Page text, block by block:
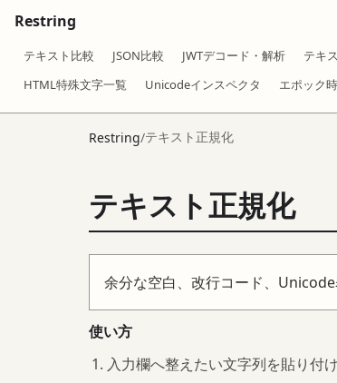
Restring
テキスト比較 JSON比較 JWTデコード・解析 テキ
HTML特殊文字一覧
Unicodeインスペクタ エポック
Restring/テキスト正規化
テキスト正規化
余分な空白、改行コード、
使い方
入力欄へ整えたい文字列を貼り付け